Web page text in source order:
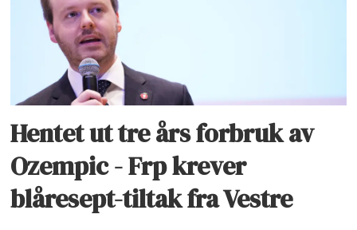
Hentet ut tre års forbruk av
Ozempic - Frp krever
blåresept-tiltak fra Vestre